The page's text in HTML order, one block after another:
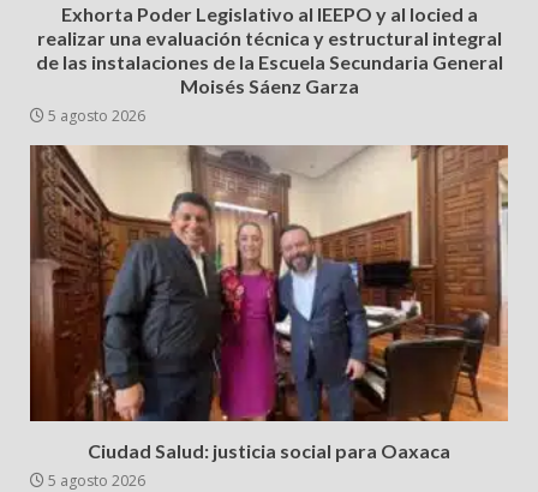
Exhorta Poder Legislativo al IEEPO y al Iocied a
realizar una evaluación técnica y estructural integral
de las instalaciones de la Escuela Secundaria General
Moisés Sáenz Garza
5 agosto 2026
Ciudad Salud: justicia social para Oaxaca
5 agosto 2026